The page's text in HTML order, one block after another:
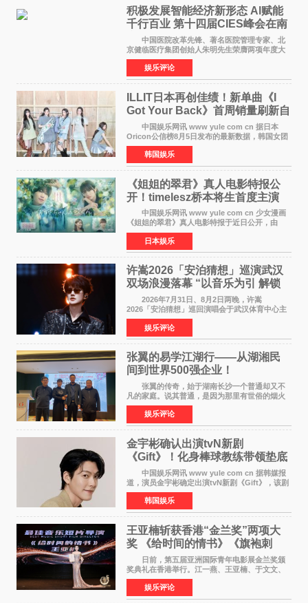
积极发展智能经济新形态 Al赋能
千行百业 第十四届CIES峰会在南
京盛大召开
中国医院改革先锋、著名医院管理专家、北
京健临医疗集团创始人朱明先生荣膺两项年度大
奖 2026年7月31日，盛夏金陵，长江之畔，
以重落地·真务实·强链接为主题的2026&lsquo;人
工智能+&rsquo
娱乐评论
ILLIT日本再创佳绩！新单曲《I
Got Your Back》首周销量刷新自
身纪录
中国娱乐网讯 www yule com cn 据日本
Oricon公信榜8月5日发布的最新数据，韩国女团
ILLIT在日本发行的第二张单曲《I Got Your
Back》首周销量达到71,009张，成功跻身最新一
期周单曲排行
韩国娱乐
《姐姐的翠君》真人电影特报公
开！timelesz桥本将生首度主演
12月4日上映
中国娱乐网讯 www yule com cn 少女漫画
《姐姐的翠君》真人电影特报于近日公开，由
timelesz成员桥本将生担任主演，这也是他首次
担任电影主演，引发高度关注。 女高中生咲
苗翠（中岛瑠菜
日本娱乐
许嵩2026「安泊猜想」巡演武汉
双场浪漫落幕 “以音乐为引 解锁
江城记忆”
2026年7月31日、8月2日两晚，许嵩
2026「安泊猜想」巡回演唱会于武汉体育中心主
体育场盛大开唱。许嵩与数万歌迷在此相聚，从
浪漫惬意的舞台设计到充满诚意与惊喜的现场互
动，共同开启了一场关于
娱乐评论
张翼的易学江湖行——从湖湘民
间到世界500强企业！
张翼的传奇，始于湖南长沙一个普通却又不
凡的家庭。说其普通，是因为那里有世俗的烟火
气；说其不凡，是因为家中有一位洞悉天地玄机
的长者——他的爷爷。作为当地的风水师，爷爷
是张翼走进易学
娱乐评论
金宇彬确认出演tvN新剧
《Gift》！化身棒球教练带领垫底
球队逆袭
中国娱乐网讯 www yule com cn 据韩媒报
道，演员金宇彬确定出演tvN新剧《Gift》，该剧
预计将于下半年播出，引发观众高度期待。
本剧改编自同名网络漫画，讲述一位经历意外事
故后获得特殊
韩国娱乐
王亚楠斩获香港“金兰奖”两项大
奖 《给时间的情书》《旗袍刺
客》双双获肯定
日前，第五届亚洲国际青年电影展金兰奖颁
奖典礼在香港举行。江一燕、王亚楠、于文文、
李东学等知名演员出席活动。著名演员、导演王
亚楠凭借音乐故事片《给时间的情书》和院线电
影《旗袍刺客》
娱乐评论